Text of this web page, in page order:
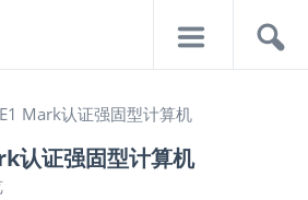
Mark认证强固型计算机
认证强固型计算机